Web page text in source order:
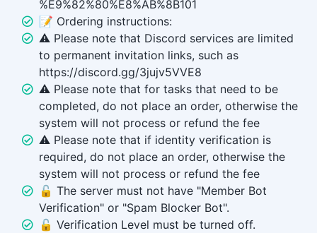
%E9%82%80%E8%AB%8B101
📝 Ordering instructions:
⚠️ Please note that Discord services are limited
to permanent invitation links, such as
https://discord.gg/3jujv5VVE8
⚠️ Please note that for tasks that need to be
completed, do not place an order, otherwise the
system will not process or refund the fee
⚠️ Please note that if identity verification is
required, do not place an order, otherwise the
system will not process or refund the fee
🔓 The server must not have "Member Bot
Verification" or "Spam Blocker Bot".
🔓 Verification Level must be turned off.